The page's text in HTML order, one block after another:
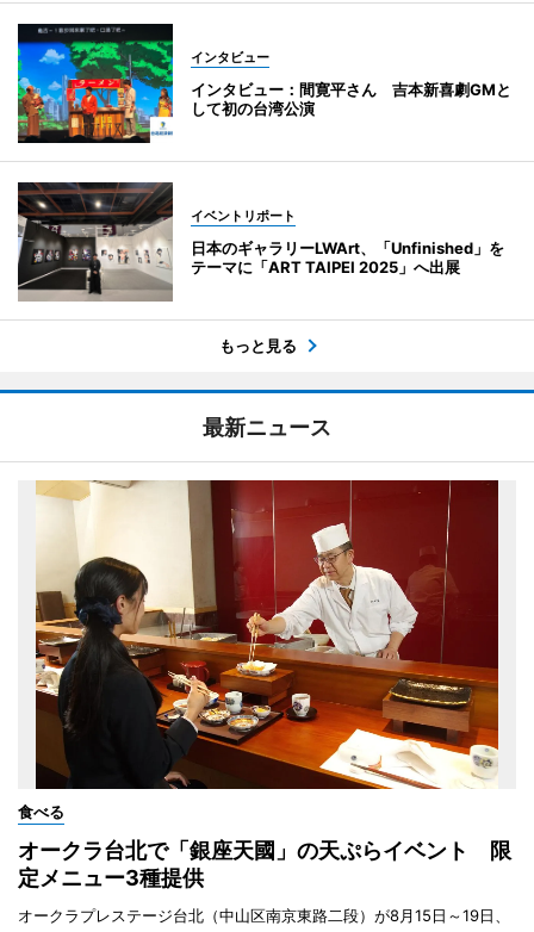
インタビュー
インタビュー：間寛平さん 吉本新喜劇GMと
して初の台湾公演
イベントリポート
日本のギャラリーLWArt、「Unfinished」を
テーマに「ART TAIPEI 2025」へ出展
もっと見る
最新ニュース
食べる
オークラ台北で「銀座天國」の天ぷらイベント 限
定メニュー3種提供
オークラプレステージ台北（中山区南京東路二段）が8月15日～19日、